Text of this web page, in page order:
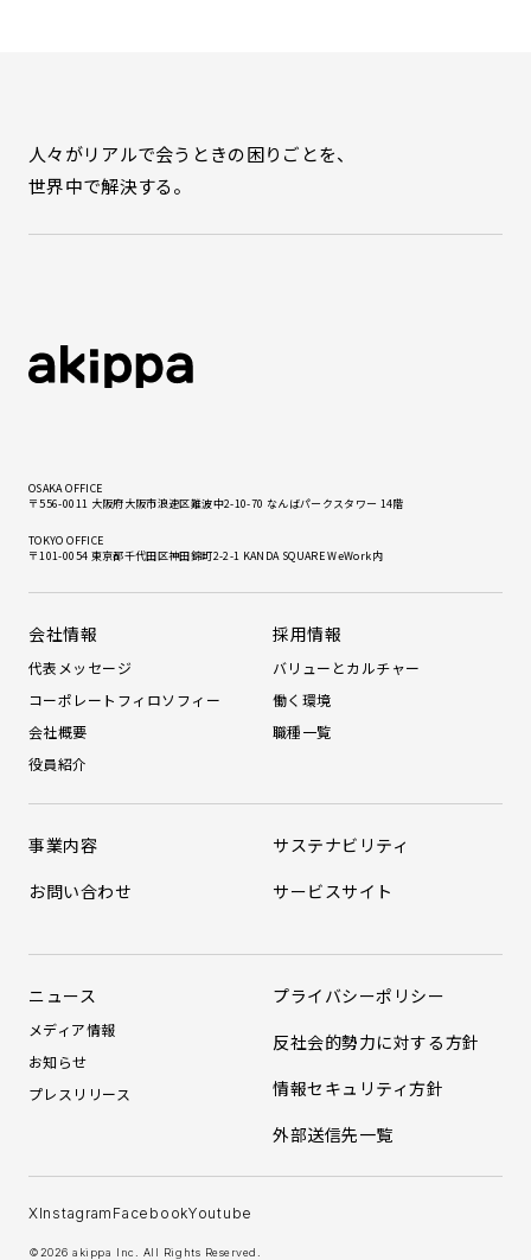
人々がリアルで会うときの困りごとを、
世界中で解決する。
OSAKA OFFICE
〒556-0011 大阪府大阪市浪速区難波中2-10-70 なんばパークスタワー 14階
TOKYO OFFICE
〒101-0054 東京都千代田区神田錦町2-2-1 KANDA SQUARE WeWork内
会社情報
代表メッセージ
コーポレートフィロソフィー
会社概要
役員紹介
採用情報
バリューとカルチャー
働く環境
職種一覧
事業内容
サステナビリティ
お問い合わせ
サービスサイト
ニュース
メディア情報
お知らせ
プレスリリース
プライバシーポリシー
反社会的勢力に対する方針
情報セキュリティ方針
外部送信先一覧
XInstagram FacebookYoutube
©️2026 akippa Inc. All Rights Reserved.